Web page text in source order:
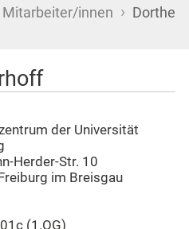
Mitarbeiter/innen › Dorthe
der Universität
Herder-Str. 10
im Breisgau
(1.OG)